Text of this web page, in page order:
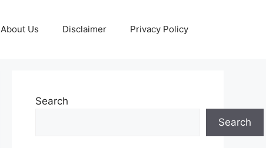
About Us Disclaimer Privacy Policy
Search
Search